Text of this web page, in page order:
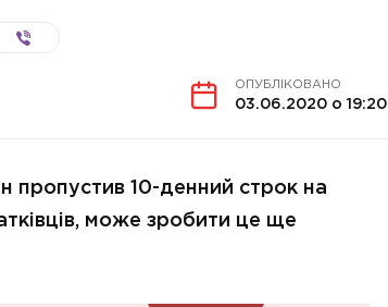
ОПУБЛІКОВАНО
03.06.2020 о 19:20
пропустив 10-денний строк на
може зробити це ще